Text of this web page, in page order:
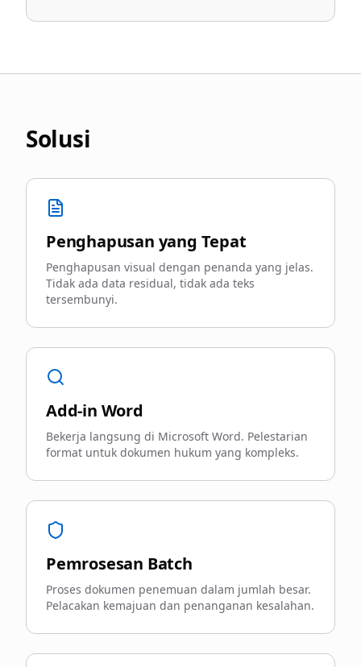
Solusi
Penghapusan yang Tepat
Penghapusan visual dengan penanda yang jelas.
Tidak ada data residual, tidak ada teks
tersembunyi.
Add-in Word
Bekerja langsung di Microsoft Word. Pelestarian
format untuk dokumen hukum yang kompleks.
Pemrosesan Batch
Proses dokumen penemuan dalam jumlah besar.
Pelacakan kemajuan dan penanganan kesalahan.